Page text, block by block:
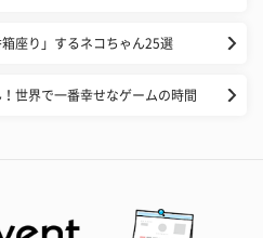
座り」するネコちゃん25選
世界で一番幸せなゲームの時間